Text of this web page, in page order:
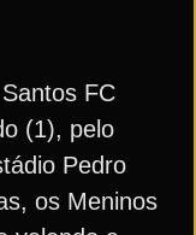
FC
(1), pelo
Pedro
os Meninos